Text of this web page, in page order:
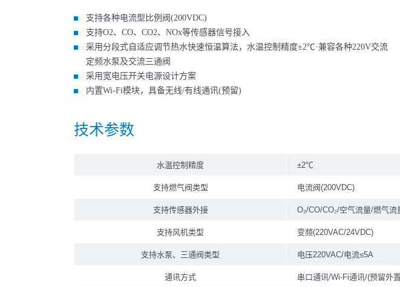
支持各种电流型比例阀(200VDC)
支持O2、CO、CO2、NOx等传感器信号接入
采用分段式自适应调节热水快速恒温算法，水温控制精度±2℃·兼容各种220V交流
定频水泵及交流三通阀
采用宽电压开关电源设计方案
内置Wi-Fi模块，具备无线/有线通讯(预留)
技术参数
水温控制精度 ±2℃
支持燃气阀类型 电流阀(200VDC)
支持传感器外接 O₂/CO/CO₂/空气流量/燃气流
支持风机类型 变频(220VAC/24VDC)
支持水泵、三通阀类型 电压220VAC/电流≤5A
通讯方式 串口通讯/Wi-Fi通讯/(预留外